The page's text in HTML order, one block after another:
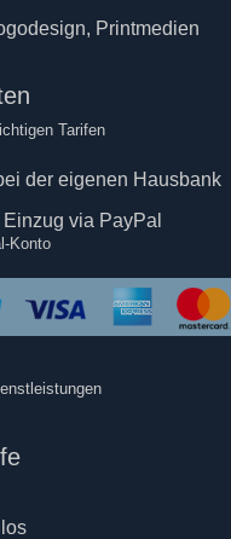
Printmedien
Tarifen
der eigenen Hausbank
via PayPal
Konto